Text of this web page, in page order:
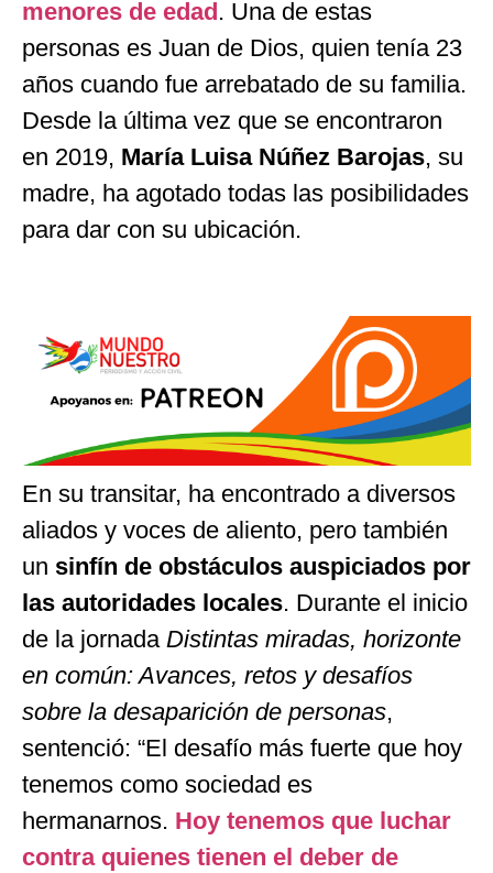
menores de edad . Una de estas
personas es Juan de Dios, quien tenía 23
años cuando fue arrebatado de su familia.
Desde la última vez que se encontraron
en 2019, María Luisa Núñez Barojas, su
madre, ha agotado todas las posibilidades
para dar con su ubicación.
En su transitar, ha encontrado a diversos
aliados y voces de aliento, pero también
un sinfín de obstáculos auspiciados por
las autoridades locales. Durante el inicio
de la jornada Distintas miradas, horizonte
en común: Avances, retos y desafíos
sobre la desaparición de personas,
sentenció: “El desafío más fuerte que hoy
tenemos como sociedad es
hermanarnos. Hoy tenemos que luchar
contra quienes tienen el deber de